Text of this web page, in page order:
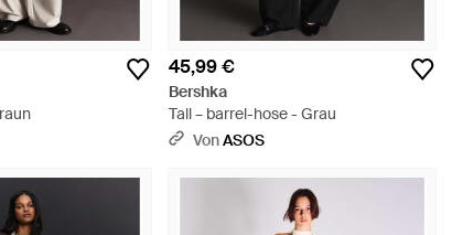
45,99 €
Bershka
Tall – barrel-hose - Grau
VonASOS